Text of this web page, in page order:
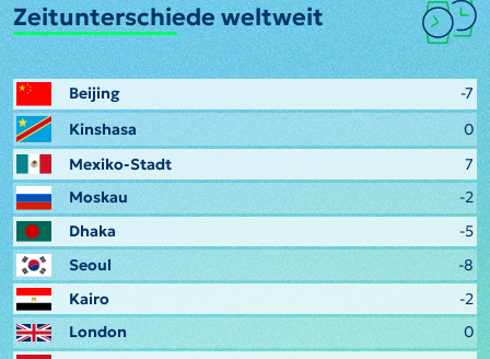
Zeitunterschiede weltweit
Beijing
-7
Kinshasa
0
Mexiko-Stadt
7
Moskau
-2
Dhaka
-5
Seoul
-8
Kairo
-2
London
0